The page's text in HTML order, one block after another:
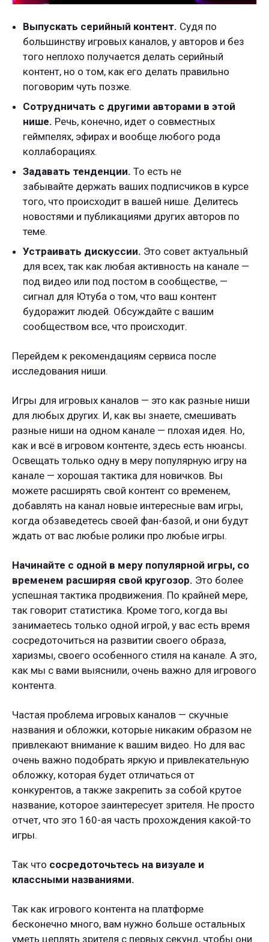
Выпускать серийный контент. Судя по
большинству игровых каналов, у авторов и без
того неплохо получается делать серийный
контент, но о том, как его делать правильно
поговорим чуть позже.
Сотрудничать с другими авторами в этой
нише. Речь, конечно, идет о совместных
геймпелях, эфирах и вообще любого рода
коллаборациях.
Задавать тенденции. То есть не
забывайте держать ваших подписчиков в курсе
того, что происходит в вашей нише. Делитесь
новостями и публикациями других авторов по
теме.
Устраивать дискуссии. Это совет актуальный
для всех, так как любая активность на канале —
под видео или под постом в сообществе, —
сигнал для Ютуба о том, что ваш контент
будоражит людей. Обсуждайте с вашим
сообществом все, что происходит.
Перейдем к рекомендациям сервиса после
исследования ниши.
Игры для игровых каналов — это как разные ниши
для любых других. И, как вы знаете, смешивать
разные ниши на одном канале — плохая идея. Но,
как и всё в игровом контенте, здесь есть нюансы.
Освещать только одну в меру популярную игру на
канале — хорошая тактика для новичков. Вы
можете расширять свой контент со временем,
добавлять на канал новые интересные вам игры,
когда обзаведетесь своей фан-базой, и они будут
ждать от вас любые ролики про любые игры.
Начинайте с одной в меру популярной игры, со
временем расширяя свой кругозор. Это более
успешная тактика продвижения. По крайней мере,
так говорит статистика. Кроме того, когда вы
занимаетесь только одной игрой, у вас есть время
сосредоточиться на развитии своего образа,
харизмы, своего особенного стиля на канале. А это,
как мы с вами выяснили, очень важно для игрового
контента.
Частая проблема игровых каналов — скучные
названия и обложки, которые никаким образом не
привлекают внимание к вашим видео. Но для вас
очень важно подобрать яркую и привлекательную
обложку, которая будет отличаться от
конкурентов, а также закрепить за собой крутое
название, которое заинтересует зрителя. Не просто
отчет, что это 160-ая часть прохождения какой-то
игры.
Так что сосредоточьтесь на визуале и
классными названиями.
Так как игрового контента на платформе
бесконечно много, вам нужно больше остальных
уметь цеплять зрителя с первых секунд, чтобы они